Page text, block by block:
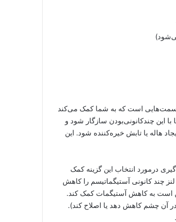
قسمت‌هایی است که به شما کمک می‌کند
این چندکانونی‌بودن سازگار شود و
هاله یا تابش خیره‌کننده شود. این
درمورد انتخاب این گزینه کمک
چند کانونی آستیگماتیسم را کاهش
است به کاهش آستیگمات کمک کند.
آن چشم کاهش دهد یا اصلاح کند).